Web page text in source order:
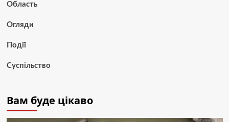
Область
Огляди
Події
Суспільство
Вам буде цікаво